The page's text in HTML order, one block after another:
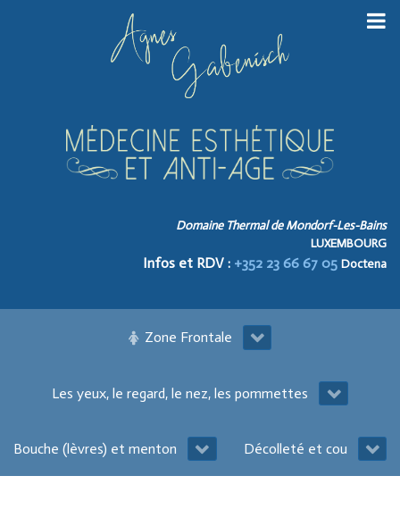
Domaine Thermal de Mondorf-Les-Bains
LUXEMBOURG
Infos et RDV : +352 23 66 67 05 Doctena
Zone Frontale
Les yeux, le regard, le nez, les pommettes
Bouche (lèvres) et menton Décolleté et cou